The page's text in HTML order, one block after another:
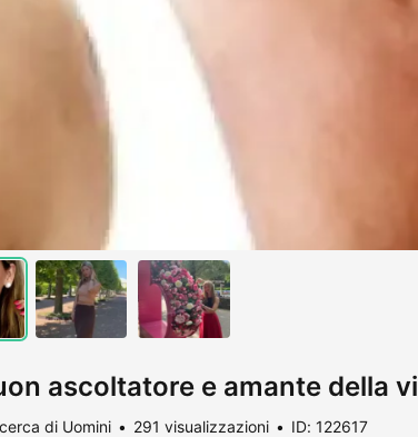
ascoltatore e amante della
di Uomini 291 visualizzazioni ID: 122617